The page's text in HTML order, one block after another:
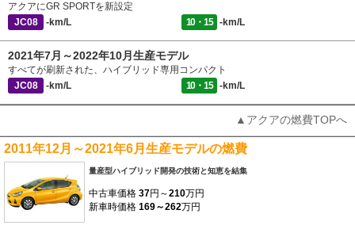
アクアにGR SPORTを新設定
JC08
-km/L 10・15 -km/L
2021年7月～2022年10月生産モデル
すべてが刷新された、ハイブリッド専用コンパクト
JC08
-km/L 10・15 -km/L
▲アクアの燃費TOPへ
2011年12月～2021年6月生産モデルの燃費
量産型ハイブリッド開発の技術と知恵を結集
中古車価格 37円～210万円
新車時価格 169～262万円